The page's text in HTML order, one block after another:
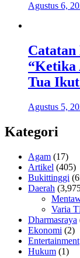
Agustus 6,
Catatan
“Ketika
Tua
Agustus 5,
Kategori
Agam (17)
Artikel (405)
Bukittinggi
Daerah
Varia
Dharmasraya
Ekonomi (2)
Entertainment
Hukum (1)